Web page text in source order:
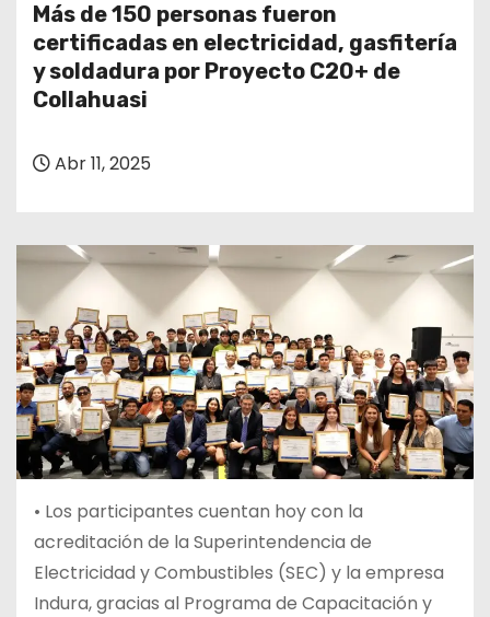
Más de 150 personas fueron
certificadas en electricidad, gasfitería
y soldadura por Proyecto C20+ de
Collahuasi
Abr 11, 2025
• Los participantes cuentan hoy con la
acreditación de la Superintendencia de
Electricidad y Combustibles (SEC) y la empresa
Indura, gracias al Programa de Capacitación y